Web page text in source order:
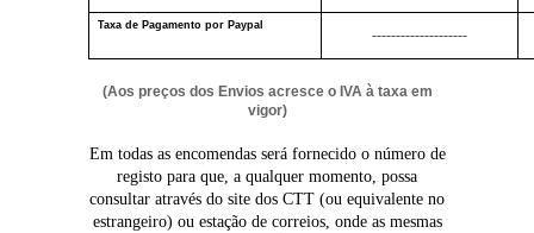
Taxa de Pagamento por Paypal
--------------------
(Aos preços dos Envios acresce o IVA à taxa em
vigor)
Em todas as encomendas será fornecido o número de
registo para que, a qualquer momento, possa
consultar através do site dos CTT (ou equivalente no
estrangeiro) ou estação de correios, onde as mesmas